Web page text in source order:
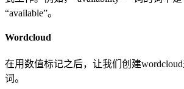
“available”。
Wordcloud
在用数值标记之后，让我们创建
词。